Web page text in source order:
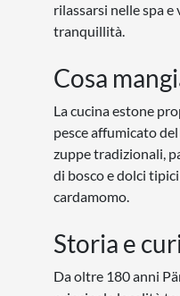
rilassarsi nelle spa
tranquillità.
Cosa
La cucina estone
pesce affumicato
zuppe tradizionali,
di bosco e dolci
cardamomo.
Storia e
Da oltre 180 anni